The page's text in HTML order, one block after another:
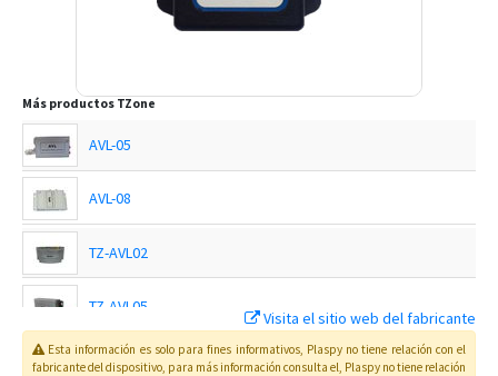
Más productos TZone
AVL-05
AVL-08
TZ-AVL02
TZ-AVL05
TZ-AVL05 3G
Visita el sitio web del fabricante
Esta información es solo para fines informativos, Plaspy no tiene relación con el
fabricante del dispositivo, para más información consulta el, Plaspy no tiene relación